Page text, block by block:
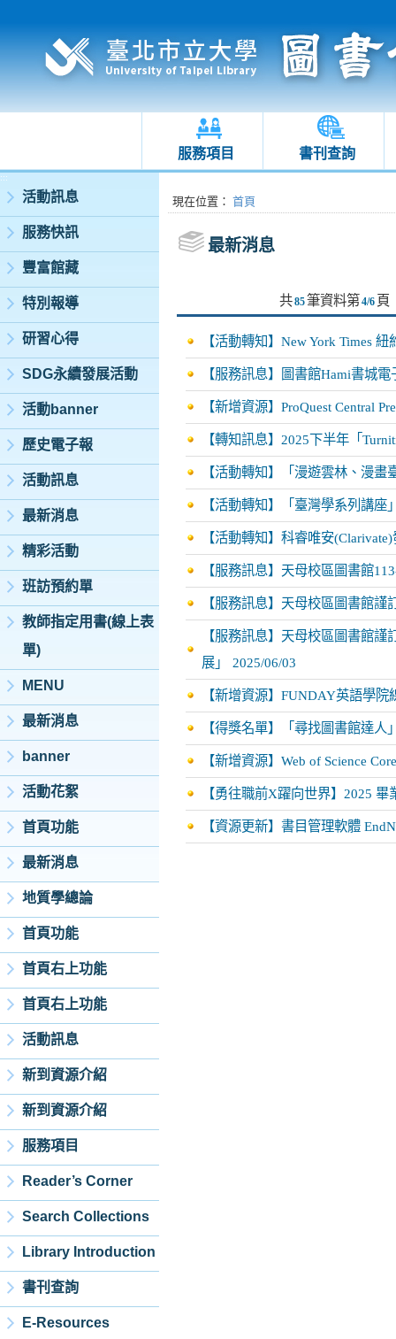
服務項目 書刊查詢
:::
活動訊息
服務快訊
豐富館藏
特別報導
研習心得
SDG永續發展活動
活動banner
歷史電子報
活動訊息
最新消息
精彩活動
班訪預約單
教師指定用書(線上表
單)
MENU
最新消息
banner
活動花絮
首頁功能
最新消息
地質學總論
首頁功能
首頁右上功能
首頁右上功能
活動訊息
新到資源介紹
新到資源介紹
服務項目
Reader’s Corner
Search Collections
Library Introduction
書刊查詢
E-Resources
:::現在位置 ： 首頁
最新消息
共85筆資料第 4/6 頁
【活動轉知】New York Times
【服務訊息】圖書館Hami書城
【新增資源】ProQuest Central
【轉知訊息】2025下半年「
【活動轉知】「漫遊雲林、漫
【活動轉知】「臺灣學系列講座
【活動轉知】科睿唯安
【服務訊息】天母校區圖書館
【服務訊息】天母校區圖書館
【服務訊息】天母校區圖書館
展」
2025/06/03
【新增資源】FUNDAY英語學院
【得獎名單】「尋找圖書館達人
【新增資源】Web of Science
【勇往職前X躍向世界】2025 畢
【資源更新】書目管理軟體